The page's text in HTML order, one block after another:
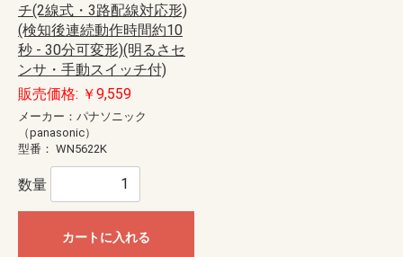
チ(2線式・3路配線対応形)
(検知後連続動作時間約10
秒 - 30分可変形)(明るさセ
ンサ・手動スイッチ付)
販売価格: ￥9,559
メーカー：パナソニック
（panasonic）
型番： WN5622K
数量
カートに入れる